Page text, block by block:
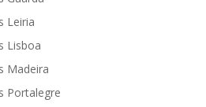
Leiria
Lisboa
Madeira
Portalegre